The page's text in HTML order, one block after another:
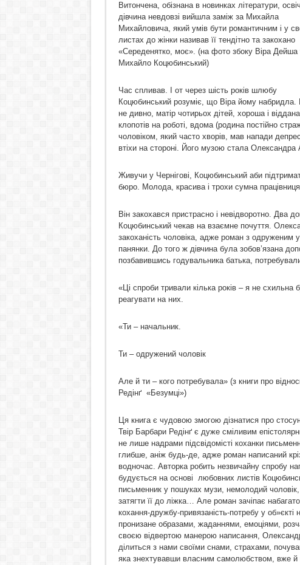
Витончена, обізнана в новинках літератури,
дівчина невдовзі вийшла заміж за Михайла
Михайловича, який умів бути романтичним і у
листах до жінки називав її тендітно та закохано
«Середенятко, моє». (на фото збоку Віра Дейша
Михайло Коцюбинський)
Час спливав. І от через шість років шлюбу
Коцюбинський розуміє, що Віра йому набридла.
не дивно, матір чотирьох дітей, хороша і
клопотів на роботі, вдома (родина постійно
чоловіком, який часто хворів, мав напади
втіхи на стороні. Його музою стала Олександра
Живучи у Чернігові, Коцюбинський аби
бюро. Молода, красива і трохи сумна
Він закохався пристрасно і невідворотно. Два
Коцюбинський чекав на взаємне почуття.
закоханість чоловіка, адже роман з одруженим
панянки. До того ж дівчина була зобов’язана
позбавившись годувальника батька,
«Ці спроби тривали кілька років – я не
реагувати на них.
«Ти – начальник.
Ти – одружений чоловік
Але й ти – кого потребувала» (з книги про
Редінґ «Безумці»)
Ця книга є чудовою змогою дізнатися про
Твір Барбари Редінґ є дуже сміливим
не лише надрами підсвідомісті коханки
глибше, аніж будь-де, адже роман написаний
водночас. Авторка робить незвичайну спробу
будується на основі любовних листів
письменник у пошуках музи, немолодий
затягти її до ліжка… Але роман зачіпає
кохання-дружбу-привязаність-потребу у об»єкті
пронизане образами, жаданнями, емоціями,
своєю відвертою манерою написання,
ділиться з нами своїми снами, страхами,
яка знехтувавши власним самолюбством, вже